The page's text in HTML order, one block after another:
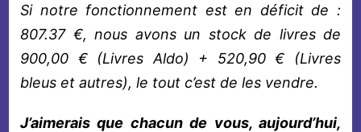
Si notre fonctionnement est en déficit de :
807.37 €, nous avons un stock de livres de
900,00 € (Livres Aldo) + 520,90 € (Livres
bleus et autres), le tout c’est de les vendre.
J’aimerais que chacun de vous, aujourd’hui,